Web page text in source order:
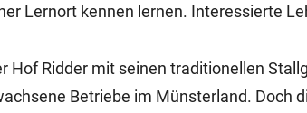
Lernort kennen lernen. Interessierte
Hof Ridder mit seinen traditionellen
Betriebe im Münsterland. Doch